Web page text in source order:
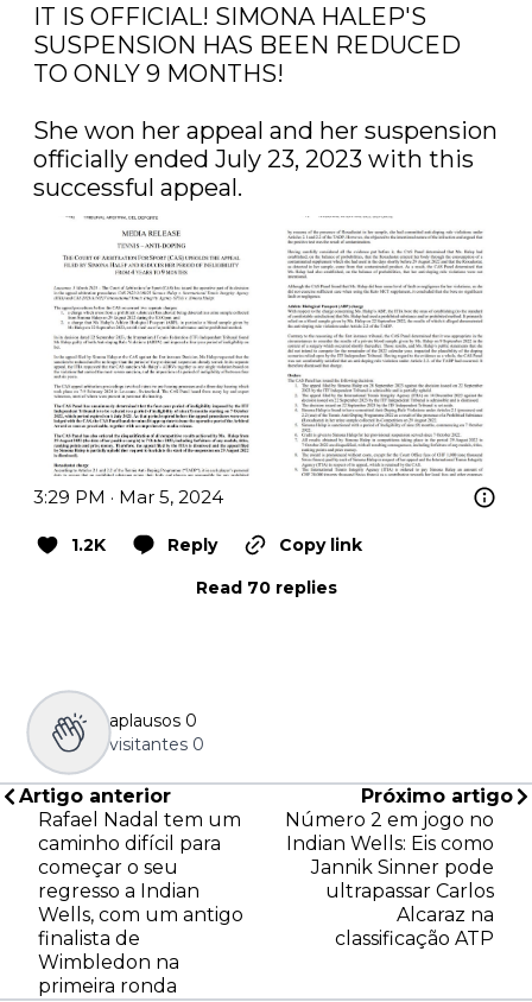
IT IS OFFICIAL! SIMONA HALEP'S
SUSPENSION HAS BEEN REDUCED
TO ONLY 9 MONTHS!
She won her appeal and her suspension
officially ended July 23, 2023 with this
successful appeal.
3:29 PM · Mar 5, 2024
1.2K Reply
Copy link
Read 70 replies
aplausos 0
visitantes 0
Artigo anterior
Rafael Nadal tem um
caminho difícil para
começar o seu
regresso a Indian
Wells, com um antigo
finalista de
Wimbledon na
primeira ronda
Próximo artigo
Número 2 em jogo no
Indian Wells: Eis como
Jannik Sinner pode
ultrapassar Carlos
Alcaraz na
classificação ATP